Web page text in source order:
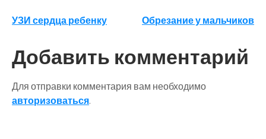
Навигация
по
записям
УЗИ сердца ребенку Обрезание у мальчиков
Добавить комментарий
Для отправки комментария вам необходимо
авторизоваться.